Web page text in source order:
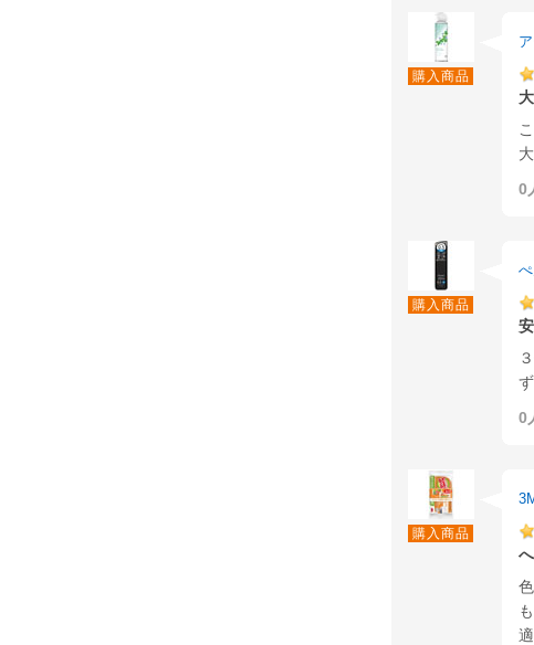
購入商品
0
購入商品
0
購入商品